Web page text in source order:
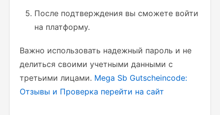
После подтверждения вы сможете войти
на платформу.
Важно использовать надежный пароль и не
делиться своими учетными данными с
третьими лицами. Mega Sb Gutscheincode:
Отзывы и Проверка перейти на сайт